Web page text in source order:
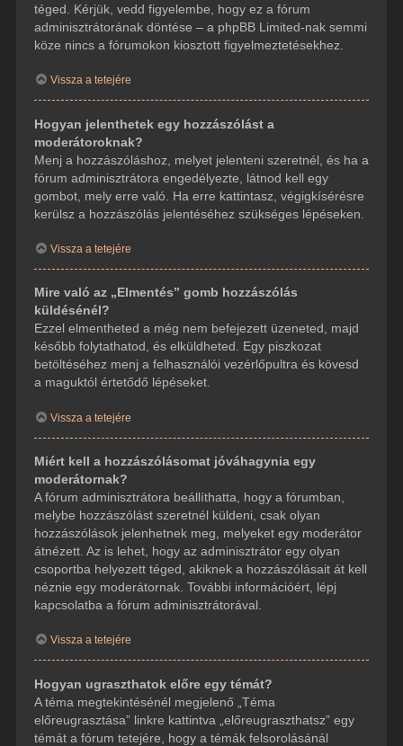
téged. Kérjük, vedd figyelembe, hogy ez a fórum
adminisztrátorának döntése – a phpBB Limited-nak semmi
köze nincs a fórumokon kiosztott figyelmeztetésekhez.
Vissza a tetejére
Hogyan jelenthetek egy hozzászólást a
moderátoroknak?
Menj a hozzászóláshoz, melyet jelenteni szeretnél, és ha a
fórum adminisztrátora engedélyezte, látnod kell egy
gombot, mely erre való. Ha erre kattintasz, végigkísérésre
kerülsz a hozzászólás jelentéséhez szükséges lépéseken.
Vissza a tetejére
Mire való az „Elmentés” gomb hozzászólás
küldésénél?
Ezzel elmentheted a még nem befejezett üzeneted, majd
később folytathatod, és elküldheted. Egy piszkozat
betöltéséhez menj a felhasználói vezérlőpultra és kövesd
a maguktól értetődő lépéseket.
Vissza a tetejére
Miért kell a hozzászólásomat jóváhagynia egy
moderátornak?
A fórum adminisztrátora beállíthatta, hogy a fórumban,
melybe hozzászólást szeretnél küldeni, csak olyan
hozzászólások jelenhetnek meg, melyeket egy moderátor
átnézett. Az is lehet, hogy az adminisztrátor egy olyan
csoportba helyezett téged, akiknek a hozzászólásait át kell
néznie egy moderátornak. További információért, lépj
kapcsolatba a fórum adminisztrátorával.
Vissza a tetejére
Hogyan ugraszthatok előre egy témát?
A téma megtekintésénél megjelenő „Téma
előreugrasztása” linkre kattintva „előreugraszthatsz” egy
témát a fórum tetejére, hogy a témák felsorolásánál